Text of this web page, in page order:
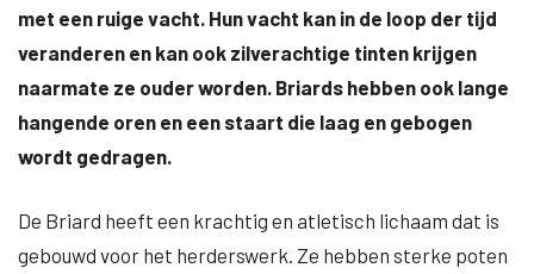
met een ruige vacht. Hun vacht kan in de loop der tijd
veranderen en kan ook zilverachtige tinten krijgen
naarmate ze ouder worden. Briards hebben ook lange
hangende oren en een staart die laag en gebogen
wordt gedragen.
De Briard heeft een krachtig en atletisch lichaam dat is
gebouwd voor het herderswerk. Ze hebben sterke poten